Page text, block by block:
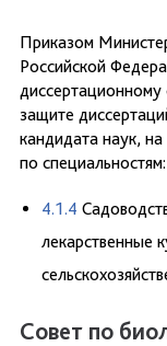
Приказом
Российской
диссертационному
защите
кандидата наук,
по специальностям:
4.1.4
лекарственные
Совет по